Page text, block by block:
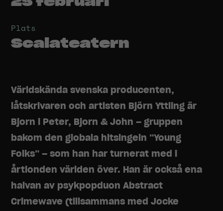
Plats
Scalateatern
Världskända svenska producenten,
låtskrivaren och artisten Björn Yttling är
Bjorn i Peter, Bjorn & John – gruppen
bakom den globala hitsingeln ”Young
Folks” – som han har turnerat med i
årtionden världen över. Han är också ena
halvan av psykpopduon Abstract
Crimewave (tillsammans med Jocke